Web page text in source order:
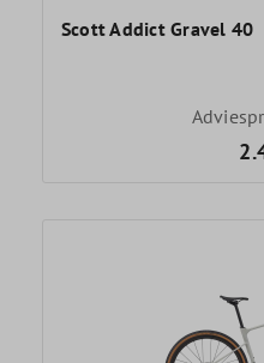
Scott Addict Gravel 40